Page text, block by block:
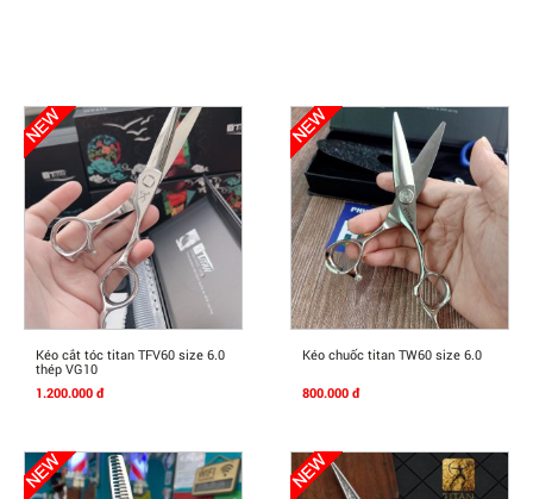
Mua Ngay
Kéo cắt tóc titan TFV60 size 6.0
thép VG10
1.200.000 đ
Mua Ngay
Kéo chuốc titan TW60 size 6.0
800.000 đ